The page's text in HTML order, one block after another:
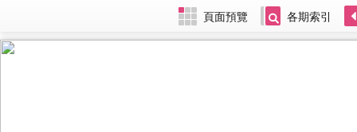
頁面預覽 各期索引